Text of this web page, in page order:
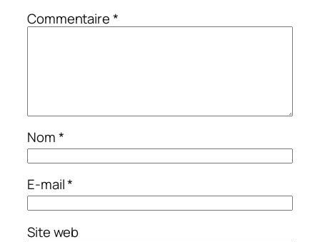
Commentaire*
Nom*
E-mail*
Site web